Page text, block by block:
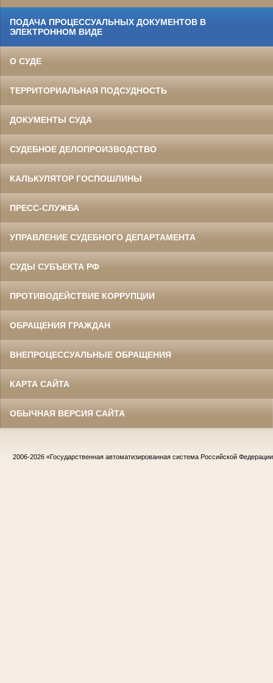
ПОДАЧА ПРОЦЕССУАЛЬНЫХ ДОКУМЕНТОВ В
ЭЛЕКТРОННОМ ВИДЕ
О СУДЕ
ТЕРРИТОРИАЛЬНАЯ ПОДСУДНОСТЬ
ДОКУМЕНТЫ СУДА
СУДЕБНОЕ ДЕЛОПРОИЗВОДСТВО
КАЛЬКУЛЯТОР ГОСПОШЛИНЫ
ПРЕСС-СЛУЖБА
УПРАВЛЕНИЕ СУДЕБНОГО ДЕПАРТАМЕНТА
СУДЫ СУБЪЕКТА РФ
ПРОТИВОДЕЙСТВИЕ КОРРУПЦИИ
ОБРАЩЕНИЯ ГРАЖДАН
ВНЕПРОЦЕССУАЛЬНЫЕ ОБРАЩЕНИЯ
КАРТА САЙТА
ОБЫЧНАЯ ВЕРСИЯ САЙТА
2006-2026 «Государственная автоматизированная система Российской